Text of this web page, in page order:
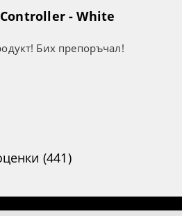
- White
Бих препоръчал!
(441)